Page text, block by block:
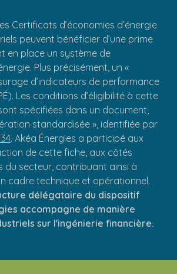
Certificats d’économies d’énergie
peuvent bénéficier d’une prime
en place un système de
Plus précisément, un «
d’indicateurs de performance
Les conditions d’éligibilité à cette
spécifiées dans un document,
standardisée », identifiée par
. Akéa Énergies a participé aux
de cette fiche, aux côtés
du secteur, contribuant ainsi à
cadre technique et opérationnel.
délégataire du dispositif
accompagne de manière
sur l'ingénierie financière.